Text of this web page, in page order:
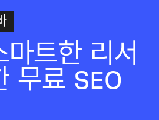
마트한 리서
무료 SEO